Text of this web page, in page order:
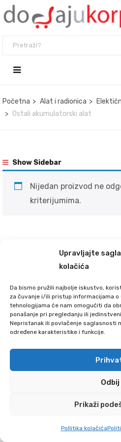
Upravljajte
kolačića
Da bismo pružili najbolje iskustvo,
za čuvanje i/ili pristup informacijama o
tehnologijama će nam omogućiti da
ponašanje pri pregledanju ili
Nepristanak ili povlačenje saglasnosti
određene karakteristike i funkcije.
Odbij
Prikaži
Pollitika kolačića
Početna Alat i radionica
Ostali akumulatorski alat
Show Sidebar
Nijedan proizvod ne
kriterijumima.
SEARCH